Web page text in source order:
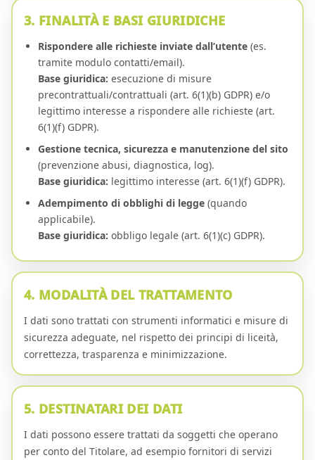
3. FINALITÀ E BASI GIURIDICHE
Rispondere alle richieste inviate dall’utente (es.
tramite modulo contatti/email).
Base giuridica: esecuzione di misure
precontrattuali/contrattuali (art. 6(1)(b) GDPR) e/o
legittimo interesse a rispondere alle richieste (art.
6(1)(f) GDPR).
Gestione tecnica, sicurezza e manutenzione del sito
(prevenzione abusi, diagnostica, log).
Base giuridica: legittimo interesse (art. 6(1)(f) GDPR).
Adempimento di obblighi di legge (quando
applicabile).
Base giuridica: obbligo legale (art. 6(1)(c) GDPR).
4. MODALITÀ DEL TRATTAMENTO
I dati sono trattati con strumenti informatici e misure di
sicurezza adeguate, nel rispetto dei principi di liceità,
correttezza, trasparenza e minimizzazione.
5. DESTINATARI DEI DATI
I dati possono essere trattati da soggetti che operano
per conto del Titolare, ad esempio fornitori di servizi